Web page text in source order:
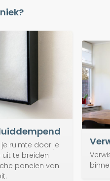
ruimte door je
te breiden
panelen van